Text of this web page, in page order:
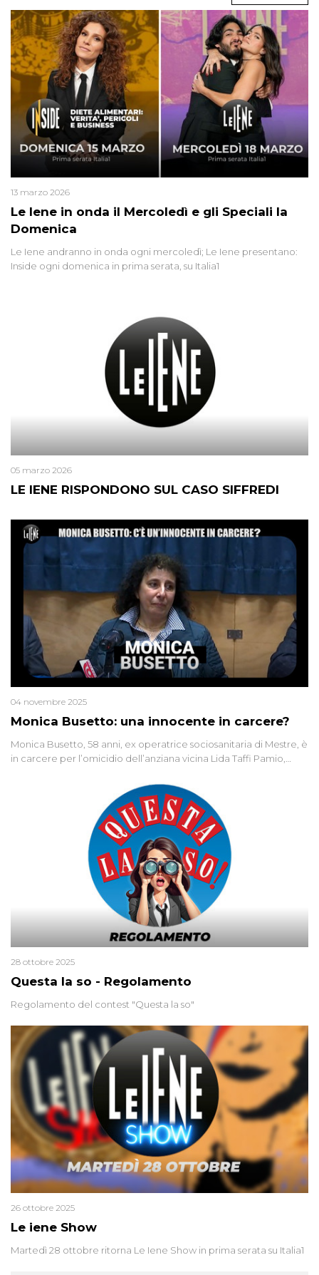
Le Iene in onda il Mercoledì e gli Speciali la
Domenica
13 marzo 2026
Le Iene andranno in onda ogni mercoledì; Le Iene presentano:
Inside ogni domenica in prima serata, su Italia1
LE IENE RISPONDONO SUL CASO SIFFREDI
05 marzo 2026
Monica Busetto: una innocente in carcere?
04 novembre 2025
Monica Busetto, 58 anni, ex operatrice sociosanitaria di Mestre, è
in carcere per l’omicidio dell’anziana vicina Lida Taffi Pamio,
minuscola su una collanina, Monica si proclama innocente. Nel
2015 un’altra donna confessa lo stesso delitto, poi ritratta. Due
colpevoli per un solo omicidio: errore giudiziario o giustizia
Questa la so - Regolamento
28 ottobre 2025
Regolamento del contest "Questa la so"
Le iene Show
26 ottobre 2025
Martedì 28 ottobre ritorna Le Iene Show in prima serata su Italia1